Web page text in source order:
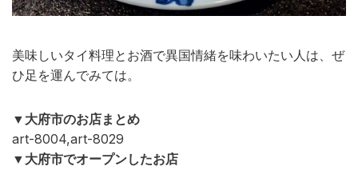
美味しいタイ料理とお酒で異国情緒を味わいたい人は、ぜ
ひ足を運んでみては。
▼大府市のお店まとめ
art-8004,art-8029
▼大府市でオープンしたお店